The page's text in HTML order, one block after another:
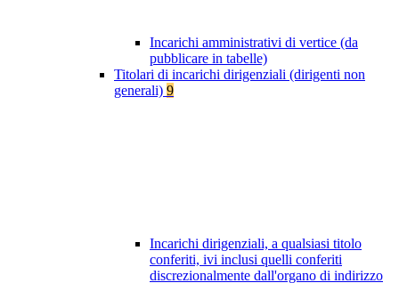
Incarichi amministrativi di vertice (da
pubblicare in tabelle)
Titolari di incarichi dirigenziali (dirigenti non
generali) 9
Incarichi dirigenziali, a qualsiasi titolo
conferiti, ivi inclusi quelli conferiti
discrezionalmente dall'organo di indirizzo